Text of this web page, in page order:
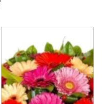
produkt
ma
wiele
wariantów.
Opcje